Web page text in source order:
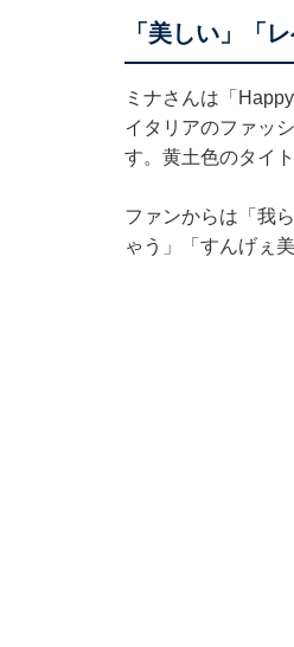
「美しい」「
ミナさんは「
イタリアのファッ
す。黄土色のタイ
ファンからは「我
ゃう」「すんげぇ